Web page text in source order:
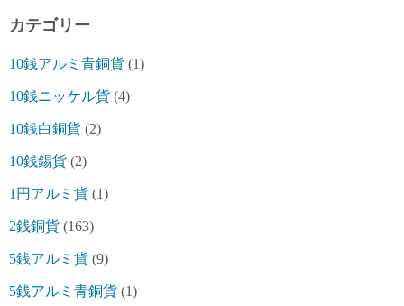
カテゴリー
10銭アルミ青銅貨 (1)
10銭ニッケル貨 (4)
10銭白銅貨 (2)
10銭錫貨 (2)
1円アルミ貨 (1)
2銭銅貨 (163)
5銭アルミ貨 (9)
5銭アルミ青銅貨 (1)